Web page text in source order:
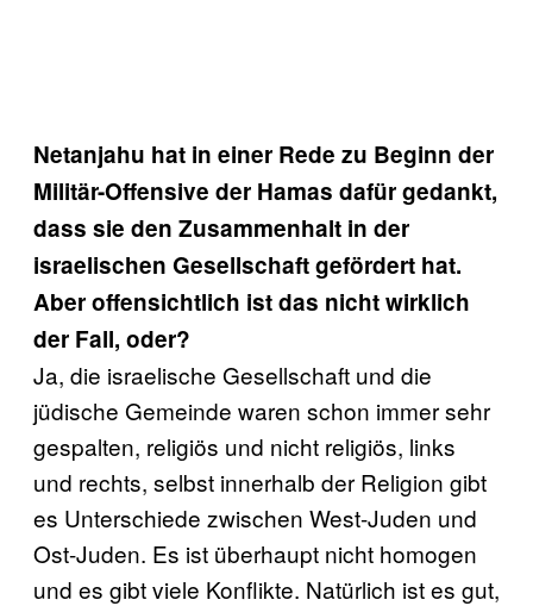
Netanjahu hat in einer Rede zu Beginn der
Militär-Offensive der Hamas dafür gedankt,
dass sie den Zusammenhalt in der
israelischen Gesellschaft gefördert hat.
Aber offensichtlich ist das nicht wirklich
der Fall, oder?
Ja, die israelische Gesellschaft und die
jüdische Gemeinde waren schon immer sehr
gespalten, religiös und nicht religiös, links
und rechts, selbst innerhalb der Religion gibt
es Unterschiede zwischen West-Juden und
Ost-Juden. Es ist überhaupt nicht homogen
und es gibt viele Konflikte. Natürlich ist es gut,